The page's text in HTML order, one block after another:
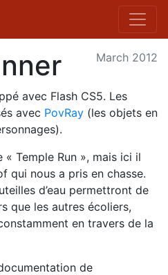
March 2012
avec Flash CS5. Les
avec PovRay (les objets en
« Temple Run », mais ici il
qui nous a pris en chasse.
d’eau permettront de
que les autres écoliers,
en travers de la
de